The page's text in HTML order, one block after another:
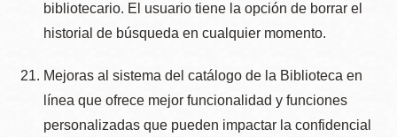
bibliotecario. El usuario tiene la opción de borrar el
historial de búsqueda en cualquier momento.
Mejoras al sistema del catálogo de la Biblioteca en
línea que ofrece mejor funcionalidad y funciones
personalizadas que pueden impactar la confidencial